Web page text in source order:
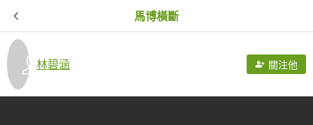
馬博橫斷
林碧涵 關注他